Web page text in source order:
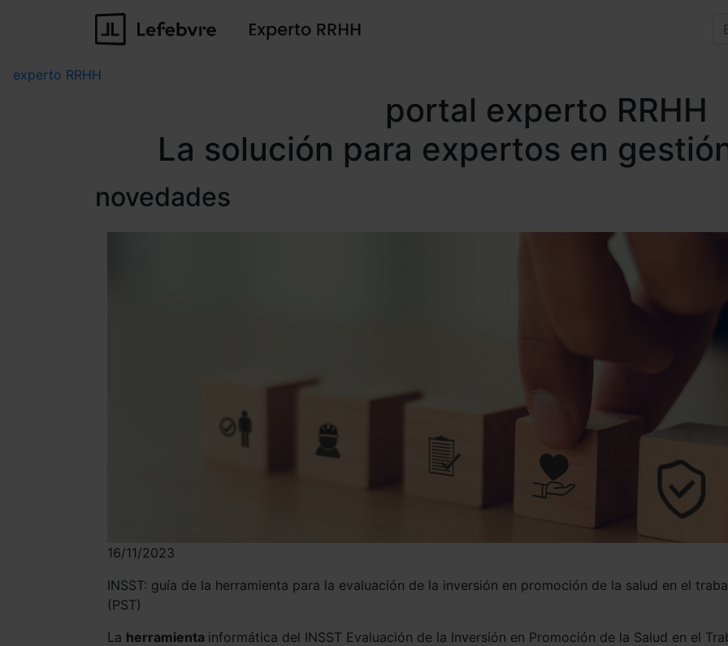
experto RRHH
portal experto RRHH
La solución para expertos en
novedades
16/11/2023
INSST: guía de la herramienta para la evaluación de la inversión en promoción de la salud en el
(PST)
La herramienta informática del INSST Evaluación de la Inversión en Promoción de la Salud en el